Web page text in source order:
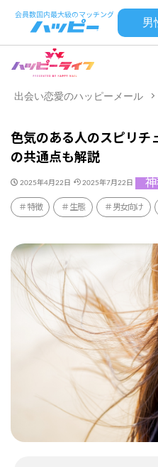
男
出会い恋愛のハッピーメール
色気のある人のスピリチ
の共通点も解説
2025年4月22日 2025年7月22日
特徴 生態 男女向け